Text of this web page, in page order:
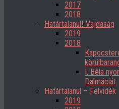
2017
2018
Határtalanul!-Vajdaság
2019
2018
I. Béla
Dalmáciát
Határtalanul – Felvidék
2019